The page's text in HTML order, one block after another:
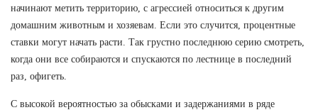
начинают метить территорию, с агрессией относиться к другим
домашним животным и хозяевам. Если это случится, процентные
ставки могут начать расти. Так грустно последнюю серию смотреть,
когда они все собираются и спускаются по лестнице в последний
раз, офигеть.
С высокой вероятностью за обысками и задержаниями в ряде